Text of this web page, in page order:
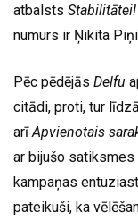
atbalsts Stabilitātei!
numurs ir Ņikita
Pēc pēdējās Delfu
citādi, proti, tur
arīApvienotais
ar bijušo
kampaņas
pateikuši, ka